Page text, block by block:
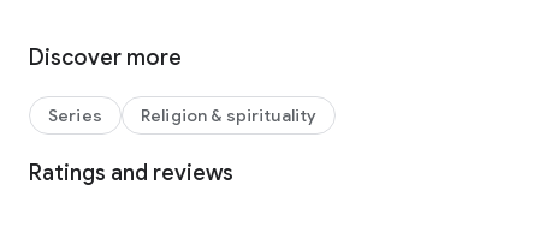
劫。在「死亡」的階段中，「法性」會至少有兩次出現的機會。
續往生重投輪迴。因此，除了之前集數解說過的「啟動進入法界
程式」，我們都必須掌握「生死竅門的教法」。
究竟「死亡」的階段會出現什麼情況？
Discover more
Series Religion & spirituality
Ratings and reviews